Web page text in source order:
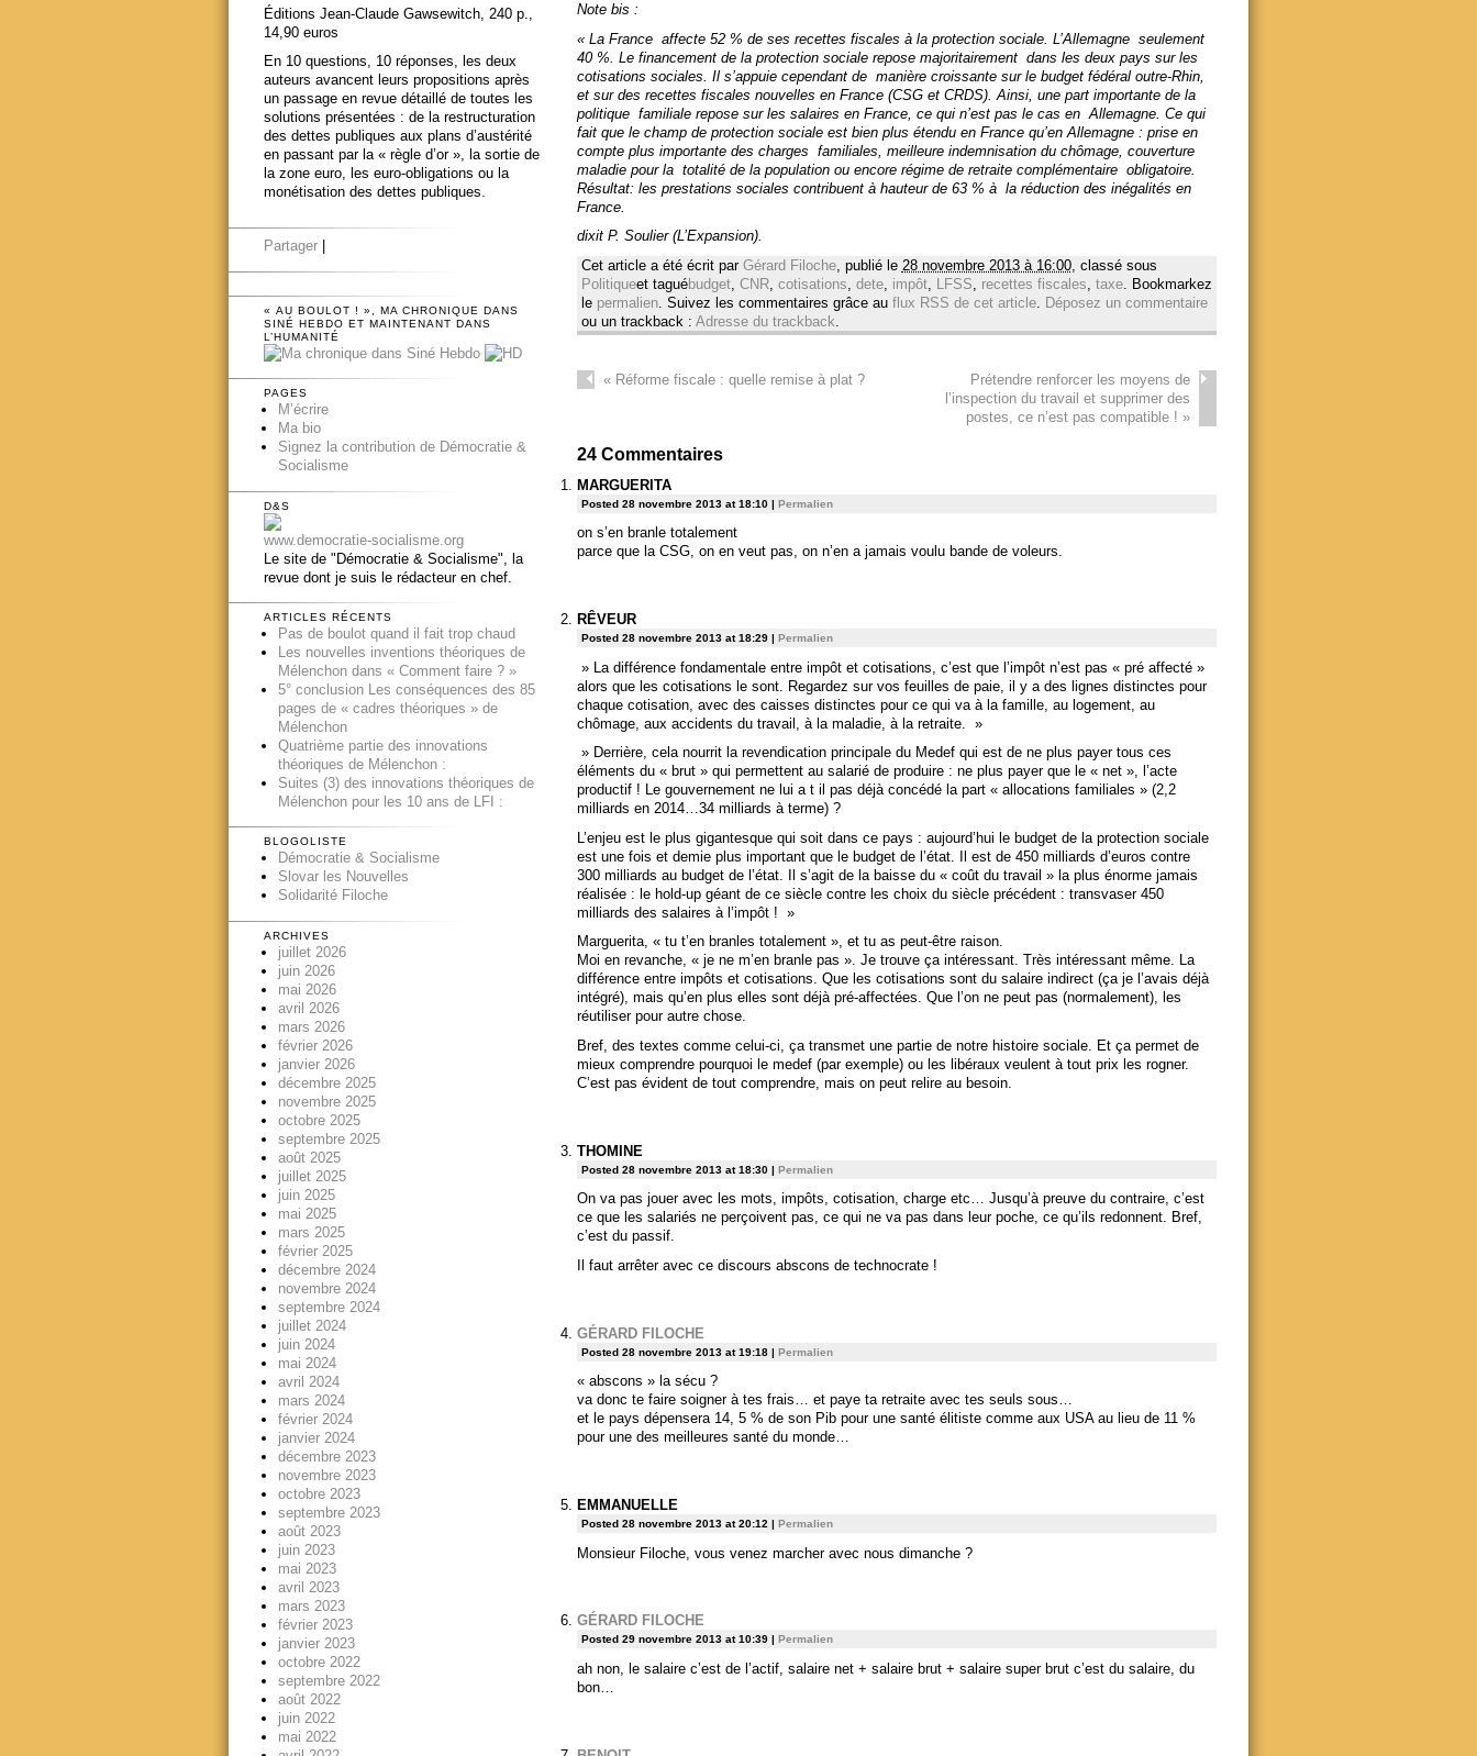
Note bis :
« La France affecte 52 % de ses recettes fiscales à la protection sociale. L’Allemagne seulement
40 %. Le financement de la protection sociale repose majoritairement dans les deux pays sur les
cotisations sociales. Il s’appuie cependant de manière croissante sur le budget fédéral outre-Rhin,
et sur des recettes fiscales nouvelles en France (CSG et CRDS). Ainsi, une part importante de la
politique familiale repose sur les salaires en France, ce qui n’est pas le cas en Allemagne. Ce qui
fait que le champ de protection sociale est bien plus étendu en France qu’en Allemagne : prise en
compte plus importante des charges familiales, meilleure indemnisation du chômage, couverture
maladie pour la totalité de la population ou encore régime de retraite complémentaire obligatoire.
Résultat: les prestations sociales contribuent à hauteur de 63 % à la réduction des inégalités en
France.
dixit P. Soulier (L’Expansion).
Cet article a été écrit par Gérard Filoche, publié le 28 novembre 2013 à 16:00, classé sous
Politiqueet taguébudget, CNR, cotisations dete, impôt, LFSS recettes fiscales taxe. Bookmarkez
le permalien. Suivez les commentaires grâce au flux RSS de cet article.
Déposez un commentaire
ou un trackback : Adresse du trackback
«Réforme fiscale : quelle remise à plat ?
Prétendre renforcer les moyens de
l’inspection du travail et supprimer des
postes, ce n’est pas compatible !»
24Commentaires
MARGUERITA
Posted 28 novembre 2013 at 18:10 | Permalien
on s’en branle totalement
parce que la CSG, on en veut pas, on n’en a jamais voulu bande de voleurs.
RÊVEUR
Posted 28 novembre 2013 at 18:29 | Permalien
» La différence fondamentale entre impôt et cotisations, c’est que l’impôt n’est pas « pré affecté »
alors que les cotisations le sont. Regardez sur vos feuilles de paie, il y a des lignes distinctes pour
chaque cotisation, avec des caisses distinctes pour ce qui va à la famille, au logement, au
chômage, aux accidents du travail, à la maladie, à la retraite. »
» Derrière, cela nourrit la revendication principale du Medef qui est de ne plus payer tous ces
éléments du « brut » qui permettent au salarié de produire : ne plus payer que le « net », l’acte
productif ! Le gouvernement ne lui a t il pas déjà concédé la part « allocations familiales » (2,2
milliards en 2014…34 milliards à terme) ?
L’enjeu est le plus gigantesque qui soit dans ce pays : aujourd’hui le budget de la protection sociale
est une fois et demie plus important que le budget de l’état. Il est de 450 milliards d’euros contre
300 milliards au budget de l’état. Il s’agit de la baisse du « coût du travail » la plus énorme jamais
réalisée : le hold-up géant de ce siècle contre les choix du siècle précédent : transvaser 450
milliards des salaires à l’impôt ! »
Marguerita, « tu t’en branles totalement », et tu as peut-être raison.
Moi en revanche, « je ne m’en branle pas ». Je trouve ça intéressant. Très intéressant même. La
différence entre impôts et cotisations. Que les cotisations sont du salaire indirect (ça je l’avais déjà
intégré), mais qu’en plus elles sont déjà pré-affectées. Que l’on ne peut pas (normalement), les
réutiliser pour autre chose.
Bref, des textes comme celui-ci, ça transmet une partie de notre histoire sociale. Et ça permet de
mieux comprendre pourquoi le medef (par exemple) ou les libéraux veulent à tout prix les rogner.
C’est pas évident de tout comprendre, mais on peut relire au besoin.
THOMINE
Posted 28 novembre 2013 at 18:30 | Permalien
On va pas jouer avec les mots, impôts, cotisation, charge etc… Jusqu’à preuve du contraire, c’est
ce que les salariés ne perçoivent pas, ce qui ne va pas dans leur poche, ce qu’ils redonnent. Bref,
c’est du passif.
Il faut arrêter avec ce discours abscons de technocrate !
GÉRARD FILOCHE
Posted 28 novembre 2013 at 19:18 | Permalien
« abscons » la sécu ?
va donc te faire soigner à tes frais… et paye ta retraite avec tes seuls sous…
et le pays dépensera 14, 5 % de son Pib pour une santé élitiste comme aux USA au lieu de 11 %
pour une des meilleures santé du monde…
EMMANUELLE
Posted 28 novembre 2013 at 20:12 | Permalien
Monsieur Filoche, vous venez marcher avec nous dimanche ?
GÉRARD FILOCHE
Posted 29 novembre 2013 at 10:39 Permalien
ah non, le salaire c’est de l’actif, salaire net + salaire brut + salaire super brut c’est du salaire, du
bon…
Éditions Jean-Claude Gawsewitch, 240 p.,
14,90 euros
En 10 questions, 10 réponses, les deux
auteurs avancent leurs propositions après
un passage en revue détaillé de toutes les
solutions présentées : de la restructuration
des dettes publiques aux plans d’austérité
en passant par la « règle d’or », la sortie de
la zone euro, les euro-obligations ou la
monétisation des dettes publiques.
Partager
« AU BOULOT ! », MA CHRONIQUE DANS
SINÉ HEBDO ET MAINTENANT DANS
L’HUMANITÉ
PAGES
M’écrire
Ma bio
Signez la contribution de Démocratie &
Socialisme
D&S
www.democratie-socialisme.org
Le site de "Démocratie & Socialisme", la
revue dont je suis le rédacteur en chef.
ARTICLES RÉCENTS
Pas de boulot quand il fait trop chaud
Les nouvelles inventions théoriques de
Mélenchon dans « Comment faire ? »
5° conclusion Les conséquences des 85
pages de « cadres théoriques » de
Mélenchon
Quatrième partie des innovations
théoriques de Mélenchon :
Suites (3) des innovations théoriques de
Mélenchon pour les 10 ans de LFI :
BLOGOLISTE
Démocratie & Socialisme
Slovar les Nouvelles
Solidarité Filoche
ARCHIVES
juillet 2026
juin 2026
mai 2026
avril 2026
mars 2026
février 2026
janvier 2026
décembre 2025
novembre 2025
octobre 2025
septembre 2025
août 2025
juillet 2025
juin 2025
mai 2025
mars 2025
février 2025
décembre 2024
novembre 2024
septembre 2024
juillet 2024
juin 2024
mai 2024
avril 2024
mars 2024
février 2024
janvier 2024
décembre 2023
novembre 2023
octobre 2023
septembre 2023
août 2023
juin 2023
mai 2023
avril 2023
mars 2023
février 2023
janvier 2023
octobre 2022
septembre 2022
août 2022
juin 2022
mai 2022